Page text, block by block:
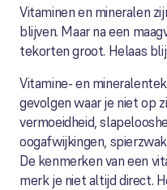
Vitaminen en mineralen
blijven. Maar na een
tekorten groot. Helaas
Vitamine- en
gevolgen waar je niet op
vermoeidheid,
oogafwijkingen,
De kenmerken van een
merk je niet altijd direct.